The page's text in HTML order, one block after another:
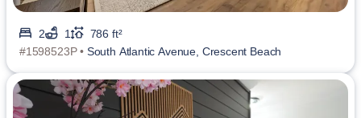
2 1
786 ft²
#1598523P • South Atlantic Avenue, Crescent Beach